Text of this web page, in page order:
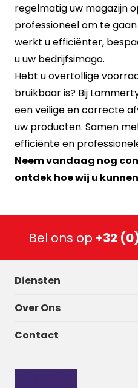
regelmatig uw magazijn
professioneel om te
werkt u efficiënter,
u uw bedrijfsimago.
Hebt u overtollige
bruikbaar is? Bij
een veilige en correcte
uw producten. Samen
efficiënte en
Neem vandaag nog
ontdek hoe wij u
Bel ons op +32
Diensten
Over Ons
Contact